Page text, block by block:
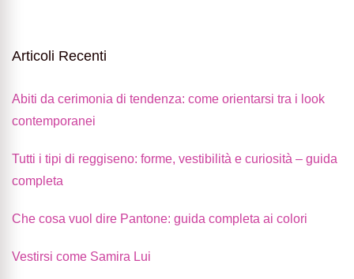
Articoli Recenti
Abiti da cerimonia di tendenza: come orientarsi tra i look
contemporanei
Tutti i tipi di reggiseno: forme, vestibilità e curiosità – guida
completa
Che cosa vuol dire Pantone: guida completa ai colori
Vestirsi come Samira Lui